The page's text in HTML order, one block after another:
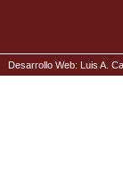
Desarrollo Web: Luis